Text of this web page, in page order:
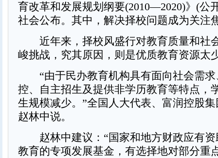
育改革和发展规划纲要(2010—2020)》(公
社会公布。其中，解决择校问题成为关注
近年来，择校风盛行对教育质量和社
峻挑战，究其原因，则是优质教育资源太
“由于民办教育机构具有面向社会需求
控、自主招生及提供非学历教育等特点，
生规模减少。”全国人大代表、富润控股
赵林中说。
赵林中建议：“国家和地方财政应有资
教育的专项发展基金，有选择地对部分重